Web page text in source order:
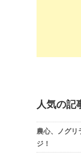
人気の記
農心、ノグリ
ジ！